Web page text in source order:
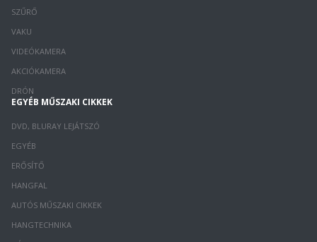
SZŰRŐ
VAKU
VIDEÓKAMERA
AKCIÓKAMERA
DRÓN
EGYÉB MŰSZAKI CIKKEK
DVD, BLURAY LEJÁTSZÓ
EGYÉB
ERŐSÍTŐ
HANGFAL
AUTÓS MŰSZAKI CIKKEK
HANGTECHNIKA